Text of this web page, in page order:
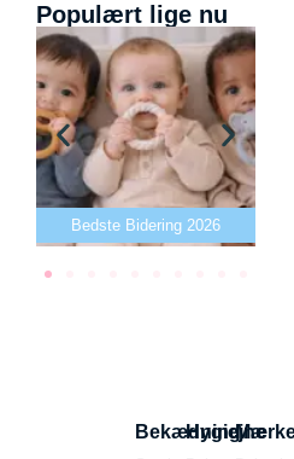
Populært lige nu
Bedste Bidering 2026
Bekædning
Hygiejne